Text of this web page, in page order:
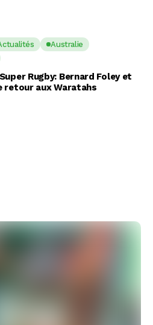
Australie
Rugby: Bernard Foley et
retour aux Waratahs